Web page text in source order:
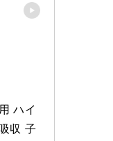
ハイ
収 子